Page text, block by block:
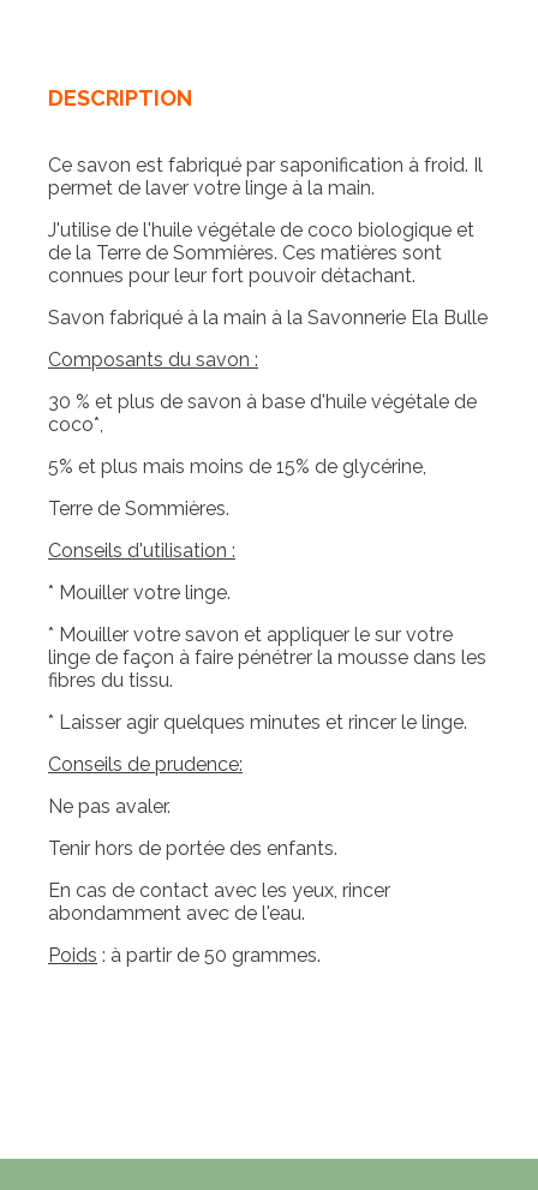
DESCRIPTION
Ce savon est fabriqué par saponification à froid. Il
permet de laver votre linge à la main.
J'utilise de l'huile végétale de coco biologique et
de la Terre de Sommières. Ces matières sont
connues pour leur fort pouvoir détachant.
Savon fabriqué à la main à la Savonnerie Ela Bulle
Composants du savon :
30 % et plus de savon à base d'huile végétale de
coco*,
5% et plus mais moins de 15% de glycérine,
Terre de Sommières.
Conseils d'utilisation :
* Mouiller votre linge.
* Mouiller votre savon et appliquer le sur votre
linge de façon à faire pénétrer la mousse dans les
fibres du tissu.
* Laisser agir quelques minutes et rincer le linge.
Conseils de prudence:
Ne pas avaler.
Tenir hors de portée des enfants.
En cas de contact avec les yeux, rincer
abondamment avec de l'eau.
Poids : à partir de 50 grammes.